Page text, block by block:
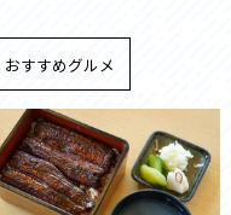
おすすめグルメ